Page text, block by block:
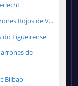
Rojos de V...
do Figueirense
de
Bilbao